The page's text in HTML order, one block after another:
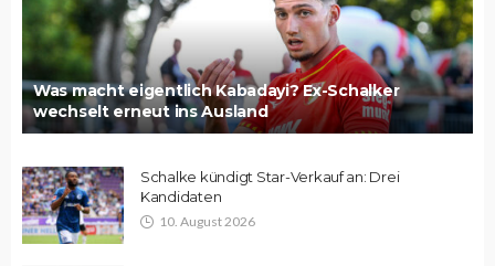
Was macht eigentlich Kabadayi? Ex-Schalker
wechselt erneut ins Ausland
Schalke kündigt Star-Verkauf an: Drei
Kandidaten
10. August 2026